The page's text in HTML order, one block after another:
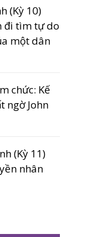
(Kỳ 10)
đi tìm tự do
một dân
chức: Kế
ngờ John
(Kỳ 11)
nhân